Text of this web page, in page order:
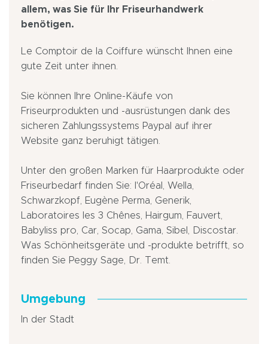
allem, was Sie für Ihr Friseurhandwerk
benötigen.
Le Comptoir de la Coiffure wünscht Ihnen eine
gute Zeit unter ihnen.
Sie können Ihre Online-Käufe von
Friseurprodukten und -ausrüstungen dank des
sicheren Zahlungssystems Paypal auf ihrer
Website ganz beruhigt tätigen.
Unter den großen Marken für Haarprodukte oder
Friseurbedarf finden Sie: l'Oréal, Wella,
Schwarzkopf, Eugène Perma, Generik,
Laboratoires les 3 Chênes, Hairgum, Fauvert,
Babyliss pro, Car, Socap, Gama, Sibel, Discostar.
Was Schönheitsgeräte und -produkte betrifft, so
finden Sie Peggy Sage, Dr. Temt.
Umgebung
In der Stadt